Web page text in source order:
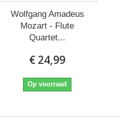
Wolfgang Amadeus
Mozart - Flute
Quartet...
€ 24,99
Op voorraad